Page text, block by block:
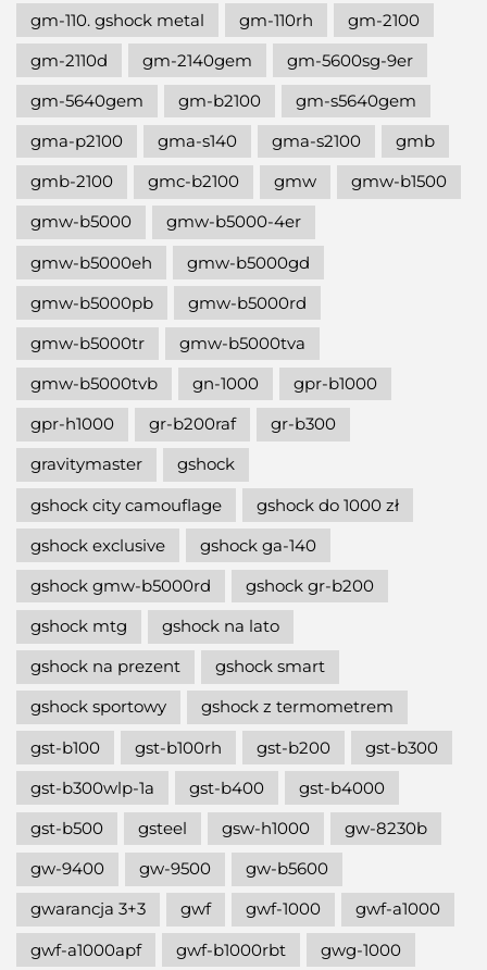
gm-110. gshock metal
gm-110rh
gm-2100
gm-2110d
gm-2140gem
gm-5600sg-9er
gm-5640gem
gm-b2100
gm-s5640gem
gma-p2100
gma-s140 gma-s2100
gmb
gmb-2100
gmc-b2100 gmw
gmw-b1500
gmw-b5000
gmw-b5000-4er
gmw-b5000eh
gmw-b5000gd
gmw-b5000pb
gmw-b5000rd
gmw-b5000tr
gmw-b5000tva
gmw-b5000tvb
gn-1000
gpr-b1000
gpr-h1000
gr-b200raf
gr-b300
gravitymaster
gshock
gshock city camouflage
gshock do 1000 zł
gshock exclusive
gshock ga-140
gshock gmw-b5000rd
gshock gr-b200
gshock mtg
gshock na lato
gshock na prezent
gshock smart
gshock sportowy
gshock z termometrem
gst-b100
gst-b100rh gst-b200
gst-b300
gst-b300wlp-1a
gst-b400
gst-b4000
gst-b500
gsteel gsw-h1000
gw-8230b
gw-9400
gw-9500
gw-b5600
gwarancja 3+3
gwf gwf-1000
gwf-a1000
gwf-a1000apf
gwf-b1000rbt
gwg-1000